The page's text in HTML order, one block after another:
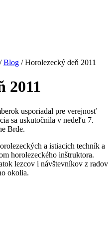
/Blog /Horolezecký deň 2011
2011
usporiadal pre verejnosť
sa uskutočnila v nedeľu 7.
Brde.
a istiacich techník a
horolezeckého inštruktora.
lezcov i návštevníkov z radov
okolia.